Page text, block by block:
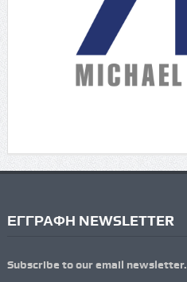
ΕΓΓΡΑΦΗ NEWSLETTER
Subscribe to our email newsletter.